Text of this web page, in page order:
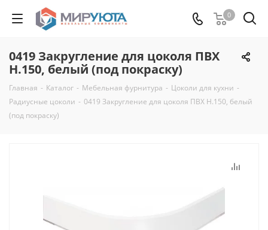
0
0419 Закругление для цоколя ПВХ
Н.150, белый (под покраску)
Главная - Каталог - Мебельная фурнитура - Цоколи для кухни -
Радиусные цоколи - 0419 Закругление для цоколя ПВХ Н.150, белый
(под покраску)